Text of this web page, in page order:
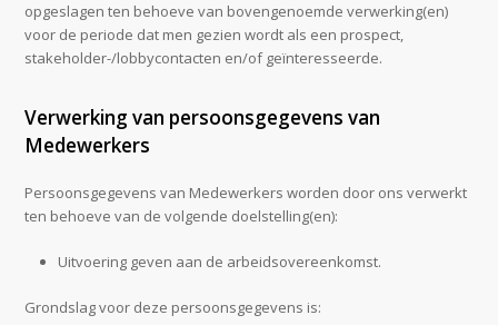
opgeslagen ten behoeve van bovengenoemde verwerking(en)
voor de periode dat men gezien wordt als een prospect,
stakeholder-/lobbycontacten en/of geïnteresseerde.
Verwerking van persoonsgegevens van
Medewerkers
Persoonsgegevens van Medewerkers worden door ons verwerkt
ten behoeve van de volgende doelstelling(en):
Uitvoering geven aan de arbeidsovereenkomst.
Grondslag voor deze persoonsgegevens is: